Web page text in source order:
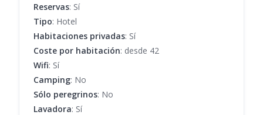
Reservas: Sí
Tipo: Hotel
Habitaciones privadas: Sí
Coste por habitación: desde 42
Wifi: Sí
Camping: No
Sólo peregrinos: No
Lavadora: Sí